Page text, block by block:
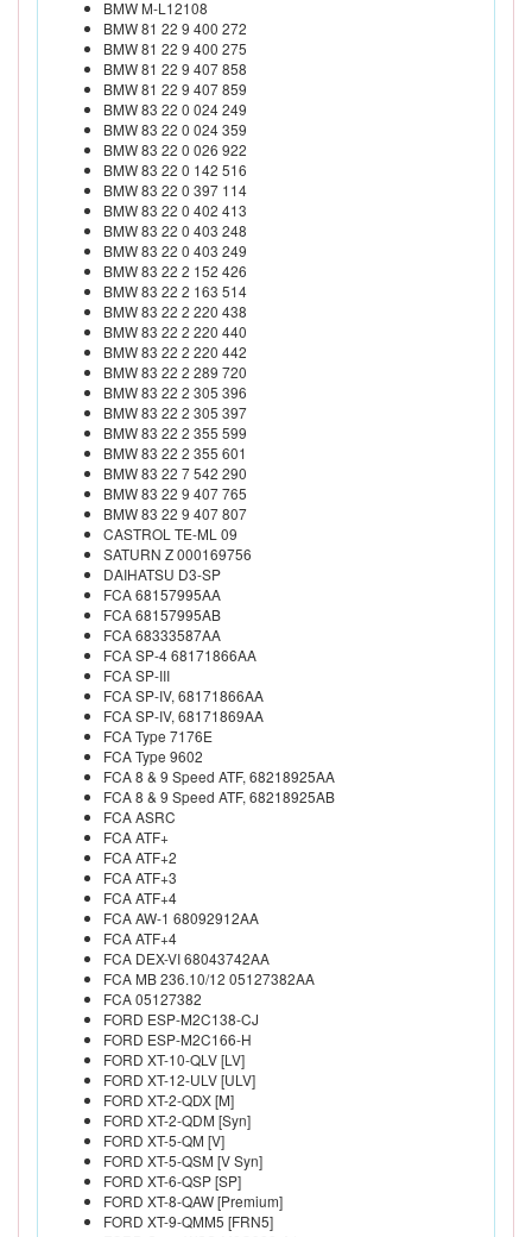
BMW M-L12108
BMW 81 22 9 400 272
BMW 81 22 9 400 275
BMW 81 22 9 407 858
BMW 81 22 9 407 859
BMW 83 22 0 024 249
BMW 83 22 0 024 359
BMW 83 22 0 026 922
BMW 83 22 0 142 516
BMW 83 22 0 397 114
BMW 83 22 0 402 413
BMW 83 22 0 403 248
BMW 83 22 0 403 249
BMW 83 22 2 152 426
BMW 83 22 2 163 514
BMW 83 22 2 220 438
BMW 83 22 2 220 440
BMW 83 22 2 220 442
BMW 83 22 2 289 720
BMW 83 22 2 305 396
BMW 83 22 2 305 397
BMW 83 22 2 355 599
BMW 83 22 2 355 601
BMW 83 22 7 542 290
BMW 83 22 9 407 765
BMW 83 22 9 407 807
CASTROL TE-ML 09
SATURN Z 000169756
DAIHATSU D3-SP
FCA 68157995AA
FCA 68157995AB
FCA 68333587AA
FCA SP-4 68171866AA
FCA SP-III
FCA SP-IV, 68171866AA
FCA SP-IV, 68171869AA
FCA Type 7176E
FCA Type 9602
FCA 8 & 9 Speed ATF, 68218925AA
FCA 8 & 9 Speed ATF, 68218925AB
FCA ASRC
FCA ATF+
FCA ATF+2
FCA ATF+3
FCA ATF+4
FCA AW-1 68092912AA
FCA ATF+4
FCA DEX-VI 68043742AA
FCA MB 236.10/12 05127382AA
FCA 05127382
FORD ESP-M2C138-CJ
FORD ESP-M2C166-H
FORD XT-10-QLV [LV]
FORD XT-12-ULV [ULV]
FORD XT-2-QDX [M]
FORD XT-2-QDM [Syn]
FORD XT-5-QM [V]
FORD XT-5-QSM [V Syn]
FORD XT-6-QSP [SP]
FORD XT-8-QAW [Premium]
FORD XT-9-QMM5 [FRN5]